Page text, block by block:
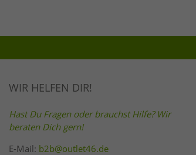
WIR HELFEN DIR!
Hast Du Fragen oder brauchst Hilfe? Wir
beraten Dich gern!
E-Mail: b2b@outlet46.de